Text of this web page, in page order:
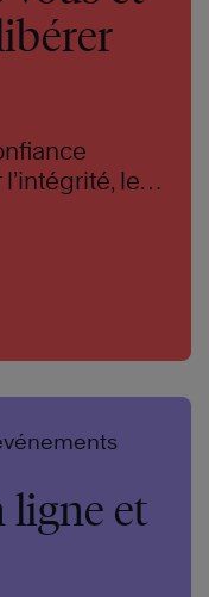
les
signifie
ils créent
et engagées.
ligne et